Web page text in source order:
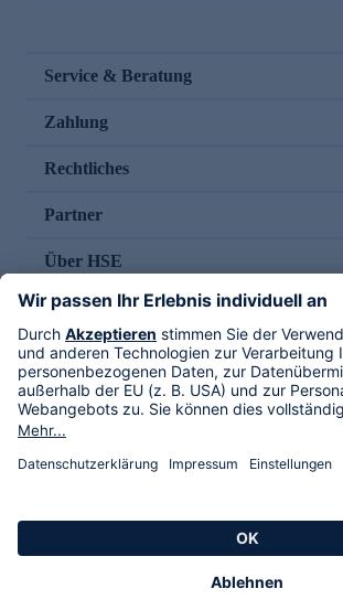
Service & Beratung
Zahlung
Rechtliches
Partner
Über HSE
Im TV
HSE International